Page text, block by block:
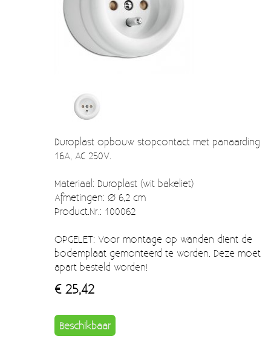
Deur- en raambeslag
Kapstokken & Haken
Bellen en belknoppen
Voorraadbakjes
Badkamer
Keuken accessoires
Smeg 50s klein elektro
Emaille
Moccamaster (De beste kop koffie sinds 1968)
Duroplast opbouw stopcontact met panaarding
16A, AC 250V.
Materiaal: Duroplast (wit bakeliet)
Afmetingen: Ø 6,2 cm
Product.Nr.: 100062
OPGELET: Voor montage op wanden dient de
bodemplaat gemonteerd te worden. Deze moet
apart besteld worden!
€ 25,42
Beschikbaar